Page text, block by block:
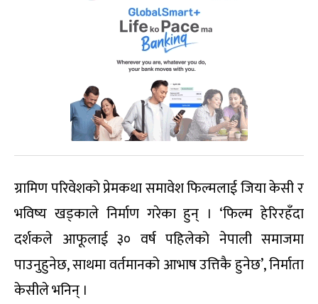
ग्रामिण परिवेशको प्रेमकथा समावेश फिल्मलाई जिया केसी र
भविष्य खड्काले निर्माण गरेका हुन् । ‘फिल्म हेरिरहँदा
दर्शकले आफूलाई ३० वर्ष पहिलेको नेपाली समाजमा
पाउनुहुनेछ, साथमा वर्तमानको आभाष उत्तिकै हुनेछ’, निर्माता
केसीले भनिन् ।